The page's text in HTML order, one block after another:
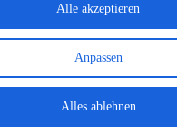
Anpassen
Alles ablehnen
Alle akzeptieren
© 2026 SV 1923 Enkenbach